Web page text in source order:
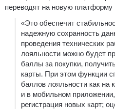
переводят на новую платформу
«Это обеспечит
надежную сохранность
проведения технических
лояльности можно будет
баллы за покупки,
карты. При этом функции
баллов лояльности как на
и в мобильном
регистрация новых карт;